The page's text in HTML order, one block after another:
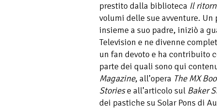
prestito dalla biblioteca Il
volumi delle sue avventure. Un
insieme a suo padre, iniziò a
Television e ne divenne
un fan devoto e ha contribuito
parte dei quali sono qui
Magazine, all’opera The MX
Storiese all’articolo sul Baker
dei pastiche su Solar Pons di